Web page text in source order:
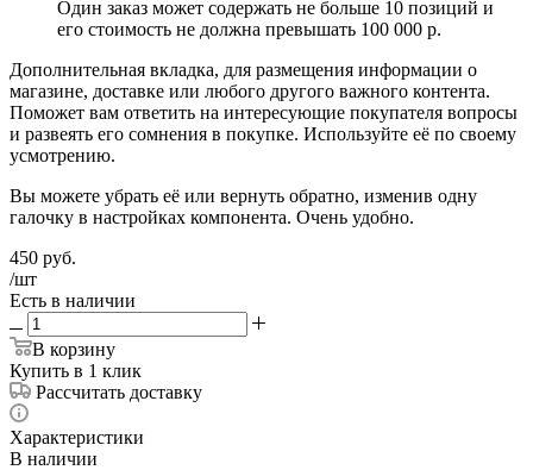
Один заказ может содержать не больше 10 позиций и
его стоимость не должна превышать 100 000 р.
Дополнительная вкладка, для размещения информации о
магазине, доставке или любого другого важного контента.
Поможет вам ответить на интересующие покупателя вопросы
и развеять его сомнения в покупке. Используйте её по своему
усмотрению.
Вы можете убрать её или вернуть обратно, изменив одну
галочку в настройках компонента. Очень удобно.
450 руб.
/шт
Есть в наличии
В корзину
Купить в 1 клик
Рассчитать доставку
Характеристики
В наличии